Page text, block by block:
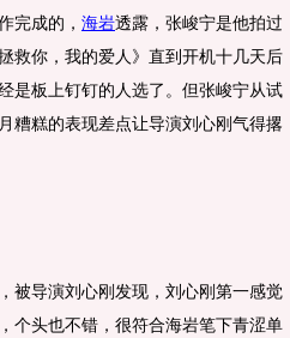
完成的， 海岩透露，张峻宁是他拍过
救你，我的爱人》直到开机十几天后
是板上钉钉的人选了。但张峻宁从试
糟糕的表现差点让导演刘心刚气得撂
导演刘心刚发现，刘心刚第一感觉
个头也不错，很符合海岩笔下青涩单